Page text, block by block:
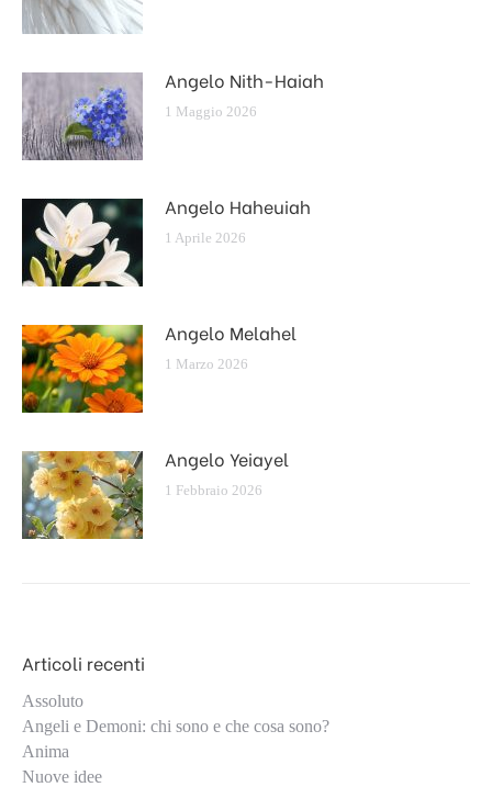
Angelo Nith-Haiah
1 Maggio 2026
Angelo Haheuiah
1 Aprile 2026
Angelo Melahel
1 Marzo 2026
Angelo Yeiayel
1 Febbraio 2026
Articoli recenti
Assoluto
Angeli e Demoni: chi sono e che cosa sono?
Anima
Nuove idee